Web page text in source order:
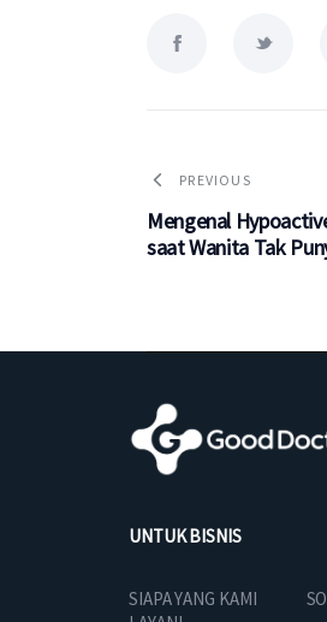
PREVIOUS
Mengenal
saat Wanita Tak
UNTUK BISNIS
SIAPA YANG KAMI